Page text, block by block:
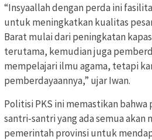
“Insyaallah dengan perda ini
untuk meningkatkan kualitas
Barat mulai dari peningkatan
terutama, kemudian juga
mempelajari ilmu agama, tetapi
pemberdayaannya,” ujar Iwan.
Politisi PKS ini memastikan bahwa
santri-santri yang ada semua akan
pemerintah provinsi untuk